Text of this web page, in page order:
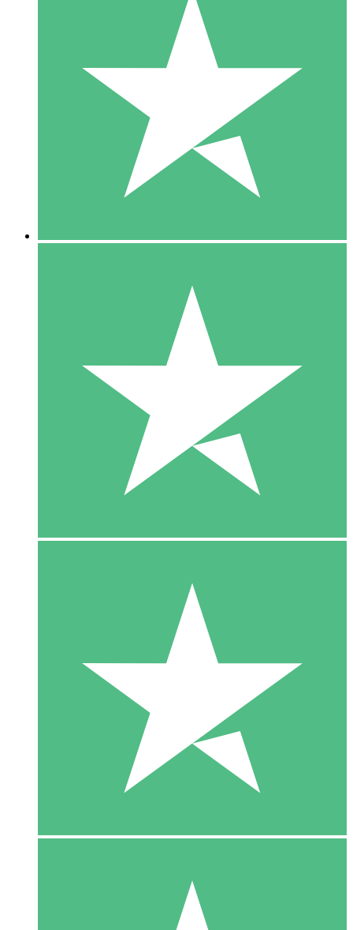
Pacchetti di Crediti Individuali
Paga a consumo con crediti di download. Nessun impegno
1 Download
10
US$1500
10 Download
20